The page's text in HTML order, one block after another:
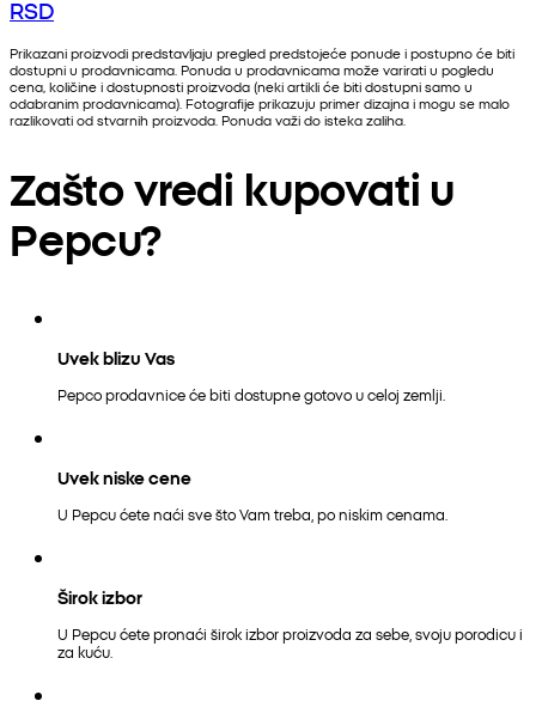
RSD
Prikazani proizvodi predstavljaju pregled predstojeće ponude i postupno će biti
dostupni u prodavnicama. Ponuda u prodavnicama može varirati u pogledu
cena, količine i dostupnosti proizvoda (neki artikli će biti dostupni samo u
odabranim prodavnicama). Fotografije prikazuju primer dizajna i mogu se malo
razlikovati od stvarnih proizvoda. Ponuda važi do isteka zaliha.
Zašto vredi kupovati u
Pepcu?
Uvek blizu Vas
Pepco prodavnice će biti dostupne gotovo u celoj zemlji.
Uvek niske cene
U Pepcu ćete naći sve što Vam treba, po niskim cenama.
Širok izbor
U Pepcu ćete pronaći širok izbor proizvoda za sebe, svoju porodicu i
za kuću.